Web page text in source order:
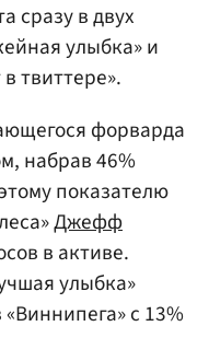
сразу в двух
улыбка» и
твиттере».
форварда
набрав 46%
показателю
Джефф
в активе.
улыбка»
«Виннипега» с 13%